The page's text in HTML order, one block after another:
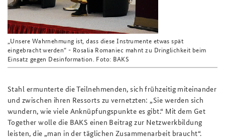
Unsere Wahrnehmung ist, dass diese Instrumente etwas spät
eingebracht werden“ - Rosalia Romaniec mahnt zu Dringlichkeit beim
Einsatz gegen Desinformation. Foto: BAKS
Stahl ermunterte die Teilnehmenden, sich frühzeitig miteinander
und zwischen ihren Ressorts zu vernetzten: „Sie werden sich
wundern, wie viele Anknüpfungspunkte es gibt.“ Mit dem Get
Together wolle die BAKS einen Beitrag zur Netzwerkbildung
leisten, die „man in der täglichen Zusammenarbeit braucht“.